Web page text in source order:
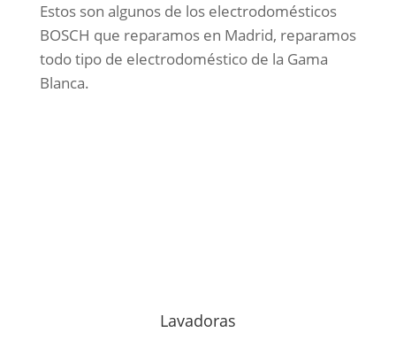
Estos son algunos de los electrodomésticos
BOSCH que reparamos en Madrid, reparamos
todo tipo de electrodoméstico de la Gama
Blanca.
Lavadoras